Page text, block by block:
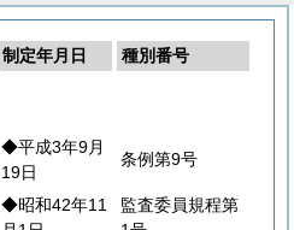
制定年月日
種別番号
◆平成3年9月
19日
条例第9号
◆昭和42年11
監査委員規程第